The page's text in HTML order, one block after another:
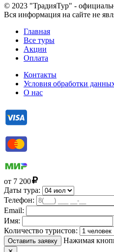
© 2023 "ТрадияТур" -
Вся информация на сайте не
Главная
Все туры
Акции
Оплата
Контакты
Условия обработки
О нас
от 7 200
Даты тура:
Телефон:
Email:
Имя:
Количество туристов:
Оставить заявку Нажимая